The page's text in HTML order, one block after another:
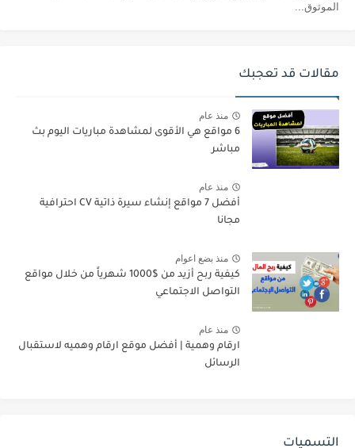
الموثوق...
مقالات قد تعجبك
منذ عام
6 مواقع هي الأقوى لمشاهدة مباريات اليوم بث
مباشر
منذ عام
أفضل 7 مواقع إنشاء سيرة ذاتية CV احترافية
مجانا
منذ بضع اعوام
كيفية ربح أزيد من $1000 شهرياً من خلال مواقع
التواصل الاجتماعي
منذ عام
ارقام وهمية | أفضل موقع ارقام وهميه لاستقبال
الرسائل
التسميات